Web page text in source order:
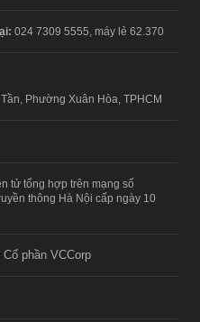
024 7309 5555, máy lẻ 62.370
Phường Xuân Hòa, TPHCM
tử tổng hợp trên mạng số
thông Hà Nội cấp ngày 10
phần VCCorp